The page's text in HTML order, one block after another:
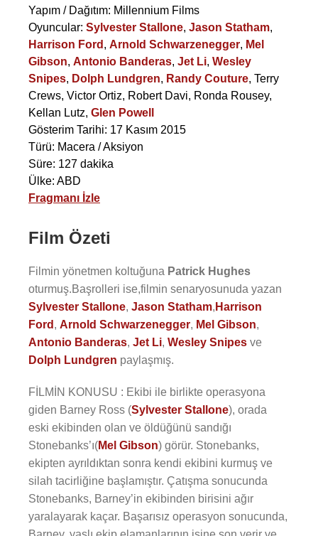
Yapım / Dağıtım: Millennium Films
Oyuncular: Sylvester Stallone, Jason Statham,
Harrison Ford , Arnold Schwarzenegger, Mel
Gibson, Antonio Banderas, Jet Li, Wesley
Snipes, Dolph Lundgren, Randy Couture, Terry
Crews, Victor Ortiz, Robert Davi, Ronda Rousey,
Kellan Lutz, Glen Powell
Gösterim Tarihi: 17 Kasım 2015
Türü: Macera / Aksiyon
Süre: 127 dakika
Ülke: ABD
Fragmanı İzle
Film Özeti
Filmin yönetmen koltuğuna Patrick Hughes
oturmuş.Başrolleri ise,filmin senaryosunuda yazan
Sylvester Stallone, Jason Statham, Harrison
Ford , Arnold Schwarzenegger, Mel Gibson,
Antonio Banderas, Jet Li, Wesley Snipes ve
Dolph Lundgren paylaşmış.
FİLMİN KONUSU : Ekibi ile birlikte operasyona
giden Barney Ross (Sylvester Stallone), orada
eski ekibinden olan ve öldüğünü sandığı
Stonebanks’ı(Mel Gibson) görür. Stonebanks,
ekipten ayrıldıktan sonra kendi ekibini kurmuş ve
silah tacirliğine başlamıştır. Çatışma sonucunda
Stonebanks, Barney’in ekibinden birisini ağır
yaralayarak kaçar. Başarısız operasyon sonucunda,